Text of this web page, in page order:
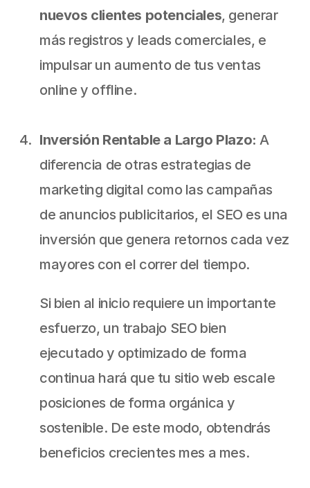
nuevos clientes potenciales, generar
más registros y leads comerciales, e
impulsar un aumento de tus ventas
online y offline.
Inversión Rentable a Largo Plazo: A
diferencia de otras estrategias de
marketing digital como las campañas
de anuncios publicitarios, el SEO es una
inversión que genera retornos cada vez
mayores con el correr del tiempo.
Si bien al inicio requiere un importante
esfuerzo, un trabajo SEO bien
ejecutado y optimizado de forma
continua hará que tu sitio web escale
posiciones de forma orgánica y
sostenible. De este modo, obtendrás
beneficios crecientes mes a mes.